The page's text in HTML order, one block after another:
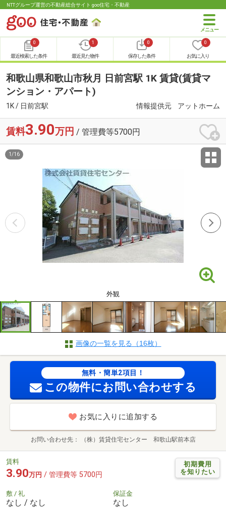
NTTグループ運営の不動産総合サイト goo住宅・不動産
0
最近検索した条件
1
最近見た物件
0
保存した条件
0
お気に入り
和歌山県和歌山市秋月 日前宮駅 1K 賃貸(賃貸マ
ンション・アパート)
1K / 日前宮駅 情報提供元 アットホーム
賃料3.90万円 / 管理費等5700円
外観
1 /16
画像の一覧を見る（16枚）
無料・簡単2項目！
この物件にお問い合わせする
お気に入りに追加する
お問い合わせ先 （株）賃貸住宅センター 和歌山駅前本店
初期費用
を知りたい
賃料
3.90万円 / 管理費等 5700円
敷 / 礼
なし / なし
保証金
なし